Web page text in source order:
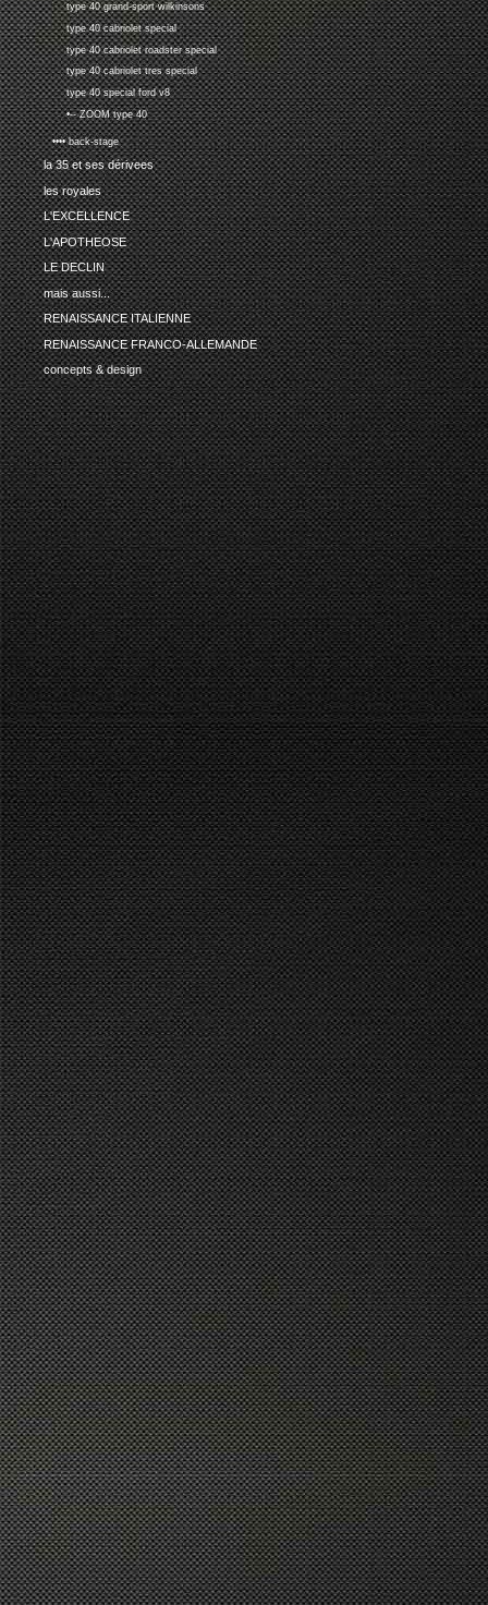
type 40 grand-sport wilkinsons
type 40 cabriolet special
type 40 cabriolet roadster special
type 40 cabriolet tres special
type 40 special ford v8
•-- ZOOM type 40
•••• back-stage
la 35 et ses dérivees
les royales
L'EXCELLENCE
L'APOTHEOSE
LE DECLIN
mais aussi...
RENAISSANCE ITALIENNE
RENAISSANCE FRANCO-ALLEMANDE
concepts & design